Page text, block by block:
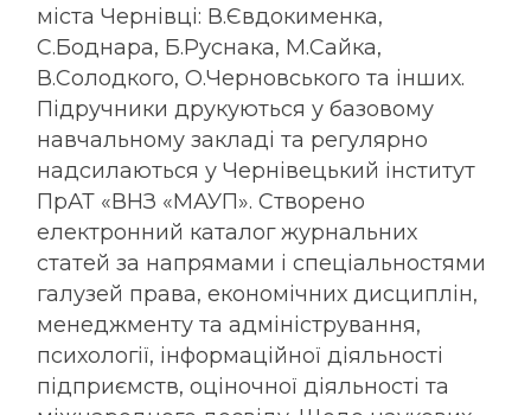
міста Чернівці: В.Євдокименка,
С.Боднара, Б.Руснака, М.Сайка,
В.Солодкого, О.Черновського та інших.
Підручники друкуються у базовому
навчальному закладі та регулярно
надсилаються у Чернівецький інститут
ПрАТ «ВНЗ «МАУП». Створено
електронний каталог журнальних
статей за напрямами і спеціальностями
галузей права, економічних дисциплін,
менеджменту та адміністрування,
психології, інформаційної діяльності
підприємств, оціночної діяльності та